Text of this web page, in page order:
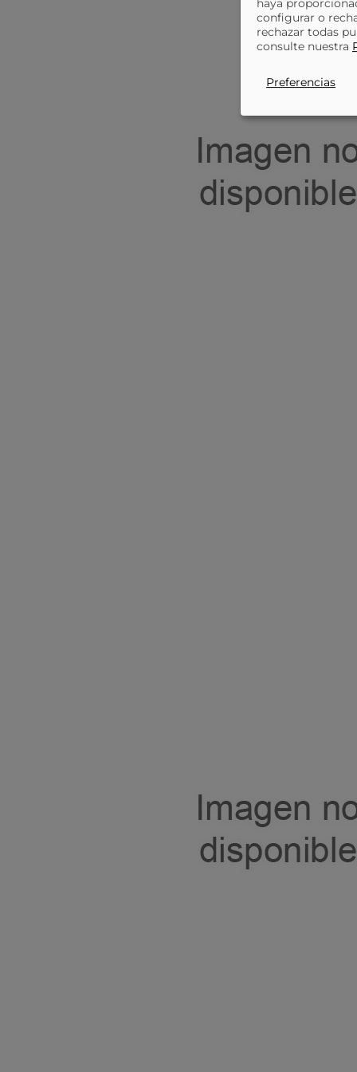
haya
configurar o
rechazar todas
consulte nuestra
Preferencias